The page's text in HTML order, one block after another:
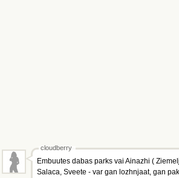
cloudberry
Embuutes dabas parks vai Ainazhi (
Salaca, Sveete - var gan lozhnjaat, gan